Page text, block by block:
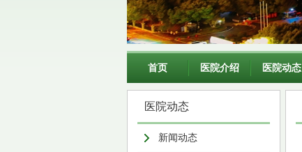
首页 医院介绍 医院动态
医院动态
新闻动态